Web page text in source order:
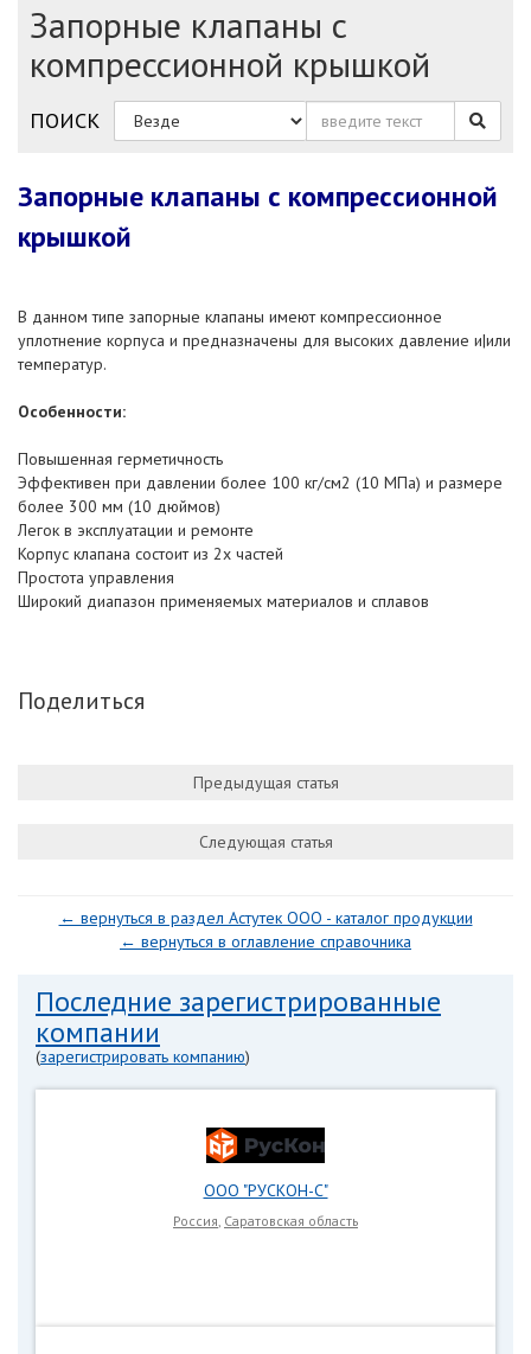
Запорные клапаны с
компрессионной крышкой
ПОИСК
Запорные клапаны с компрессионной
крышкой
В данном типе запорные клапаны имеют компрессионное
уплотнение корпуса и предназначены для высоких давление и|или
температур.
Особенности:
Повышенная герметичность
Эффективен при давлении более 100 кг/см2 (10 МПа) и размере
более 300 мм (10 дюймов)
Легок в эксплуатации и ремонте
Корпус клапана состоит из 2х частей
Простота управления
Широкий диапазон применяемых материалов и сплавов
Поделиться
Предыдущая статья
Следующая статья
← вернуться в раздел Астутек ООО - каталог продукции
← вернуться в оглавление справочника
Последние зарегистрированные
компании
(зарегистрировать компанию)
ООО "РУСКОН-С"
Россия, Саратовская область